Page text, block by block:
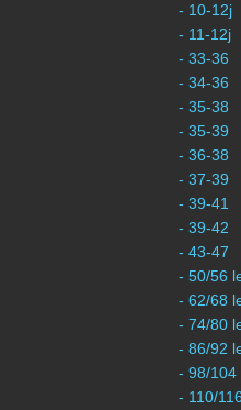
- 10-12j
- 11-12j
- 33-36
- 34-36
- 35-38
- 35-39
- 36-38
- 37-39
- 39-41
- 39-42
- 43-47
- 50/56
- 62/68
- 74/80
- 86/92
- 98/104
- 110/